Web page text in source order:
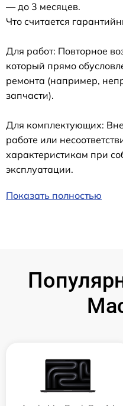
— до 3 месяцев.
Что считается
Для работ: Повторное
который прямо
ремонта (например,
запчасти).
Для комплектующих:
работе или
характеристикам при
эксплуатации.
Показать полностью